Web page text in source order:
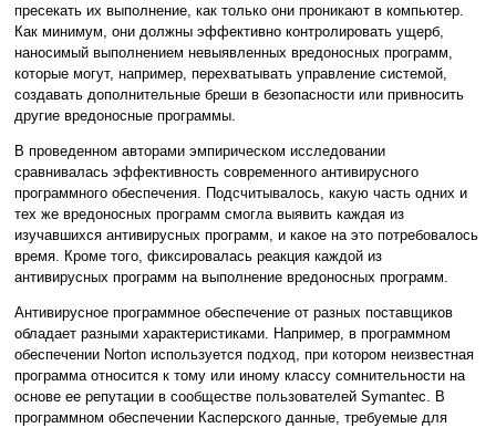
пресекать их выполнение, как только они проникают в компьютер.
Как минимум, они должны эффективно контролировать ущерб,
наносимый выполнением невыявленных вредоносных программ,
которые могут, например, перехватывать управление системой,
создавать дополнительные бреши в безопасности или привносить
другие вредоносные программы.
В проведенном авторами эмпирическом исследовании
сравнивалась эффективность современного антивирусного
программного обеспечения. Подсчитывалось, какую часть одних и
тех же вредоносных программ смогла выявить каждая из
изучавшихся антивирусных программ, и какое на это потребовалось
время. Кроме того, фиксировалась реакция каждой из
антивирусных программ на выполнение вредоносных программ.
Антивирусное программное обеспечение от разных поставщиков
обладает разными характеристиками. Например, в программном
обеспечении Norton используется подход, при котором неизвестная
программа относится к тому или иному классу сомнительности на
основе ее репутации в сообществе пользователей Symantec. В
программном обеспечении Касперского данные, требуемые для